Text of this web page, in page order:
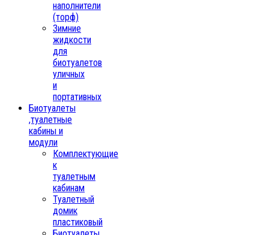
наполнители
(торф)
Зимние
жидкости
для
биотуалетов
уличных
и
портативных
Биотуалеты
,туалетные
кабины и
модули
Комплектующие
к
туалетным
кабинам
Туалетный
домик
пластиковый